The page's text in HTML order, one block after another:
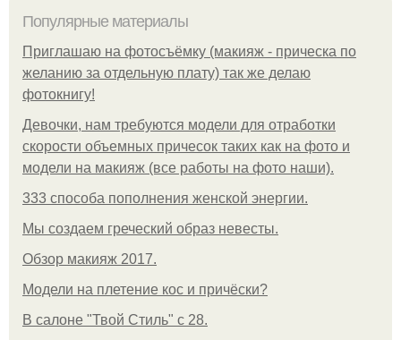
Популярные материалы
Приглашаю на фотосъёмку (макияж - прическа по
желанию за отдельную плату) так же делаю
фотокнигу!
Девочки, нам требуются модели для отработки
скорости объемных причесок таких как на фото и
модели на макияж (все работы на фото наши).
333 способа пополнения женской энергии.
Мы создаем греческий образ невесты.
Обзор макияж 2017.
Модели на плетение кос и причёски?
В салоне "Твой Стиль" с 28.